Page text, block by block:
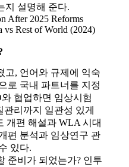
지 설명해 준다.
고, 언어와 규제에 익숙
로 국내 파트너를 지정
협업하면 임상시험
관리까지 일관성 있게
개편 해설과 WLA 시대
편 분석과 임상연구 관
있다.
준비가 되었는가? 인투